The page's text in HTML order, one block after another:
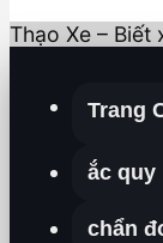
Thạo Xe – Biết
Trang
ắc quy
chẩn